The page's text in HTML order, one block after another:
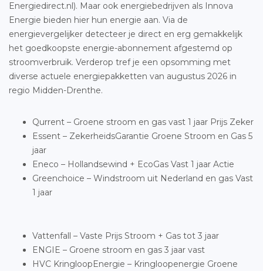
Energiedirect.nl). Maar ook energiebedrijven als Innova
Energie bieden hier hun energie aan. Via de
energievergelijker detecteer je direct en erg gemakkelijk
het goedkoopste energie-abonnement afgestemd op
stroomverbruik. Verderop tref je een opsomming met
diverse actuele energiepakketten van augustus 2026 in
regio Midden-Drenthe.
Qurrent – Groene stroom en gas vast 1 jaar Prijs Zeker
Essent – ZekerheidsGarantie Groene Stroom en Gas 5
jaar
Eneco – Hollandsewind + EcoGas Vast 1 jaar Actie
Greenchoice – Windstroom uit Nederland en gas Vast
1 jaar
Vattenfall – Vaste Prijs Stroom + Gas tot 3 jaar
ENGIE – Groene stroom en gas 3 jaar vast
HVC KringloopEnergie – Kringloopenergie Groene